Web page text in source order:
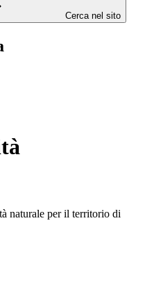
Cerca nel sito
naturale per il territorio di